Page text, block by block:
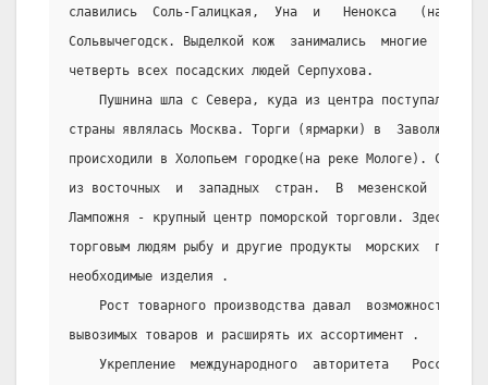
славились  Соль-Галицкая,  Уна  и   Ненокса   (на
Сольвычегодск. Выделкой кож  занимались  многие
четверть всех посадских людей Серпухова.
Пушнина шла с Севера, куда из центра поступал
страны являлась Москва. Торги (ярмарки) в  Заволжье
происходили в Холопьем городке(на реке Мологе). Сюда
из восточных  и  западных  стран.  В  мезенской  губе
Лампожня - крупный центр поморской торговли. Здесь
торговым людям рыбу и другие продукты  морских
необходимые изделия .
Рост товарного производства давал  возможность
вывозимых товаров и расширять их ассортимент .
Укрепление  международного  авторитета   России